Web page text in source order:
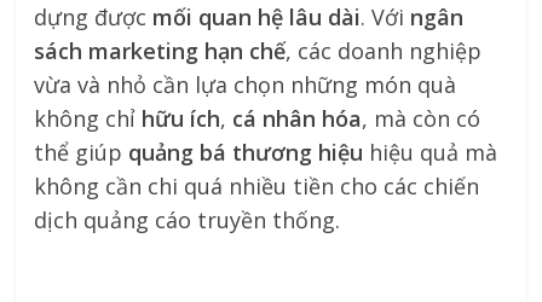
dựng được mối quan hệ lâu dài. Với ngân
sách marketing hạn chế, các doanh nghiệp
vừa và nhỏ cần lựa chọn những món quà
không chỉ hữu ích, cá nhân hóa, mà còn có
thể giúp quảng bá thương hiệu hiệu quả mà
không cần chi quá nhiều tiền cho các chiến
dịch quảng cáo truyền thống.